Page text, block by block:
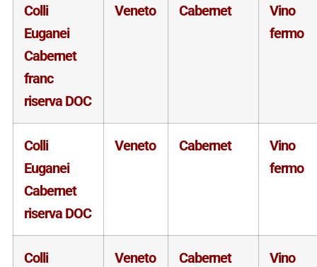
Colli
Euganei
Cabernet
franc
riserva DOC
Veneto Cabernet
Vino
fermo
Colli
Euganei
Cabernet
riserva DOC
Veneto Cabernet
Vino
fermo
Colli
Veneto Cabernet
Vino